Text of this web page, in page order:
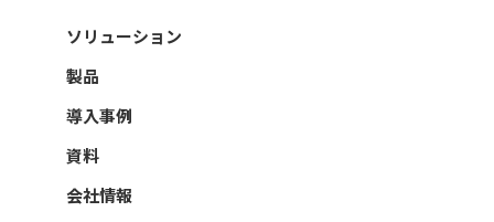
ソリューション
製品
導入事例
資料
会社情報